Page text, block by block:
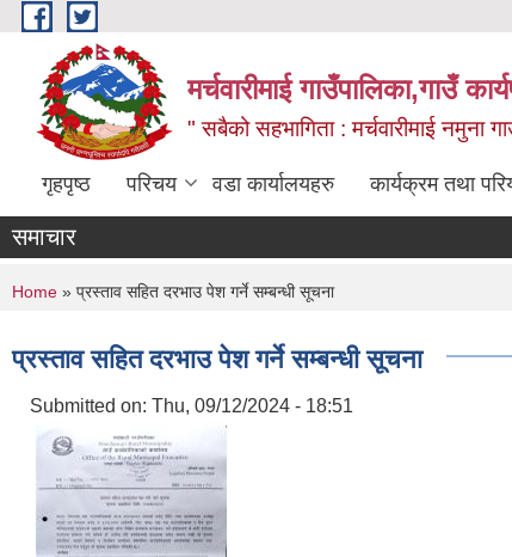
Skip to main content
मर्चवारीमाई गाउँपालिका,गाउँ
" सबैको सहभागिता : मर्चवारीमाई नमुना
गृहपृष्ठ परिचय वडा कार्यालयहरु कार्यक्रम तथा
समाचार
You are here
Home » प्रस्ताव सहित दरभाउ पेश गर्ने सम्बन्धी सूचना
प्रस्ताव सहित दरभाउ पेश गर्ने सम्बन्धी सूचना
Submitted on: Thu, 09/12/2024 - 18:51